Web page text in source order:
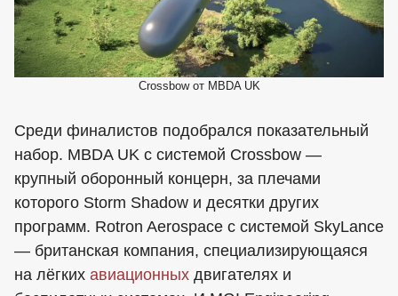
Crossbow от MBDA UK
Среди финалистов подобрался показательный
набор. MBDA UK с системой Crossbow —
крупный оборонный концерн, за плечами
которого Storm Shadow и десятки других
программ. Rotron Aerospace с системой SkyLance
— британская компания, специализирующаяся
на лёгких авиационных двигателях и